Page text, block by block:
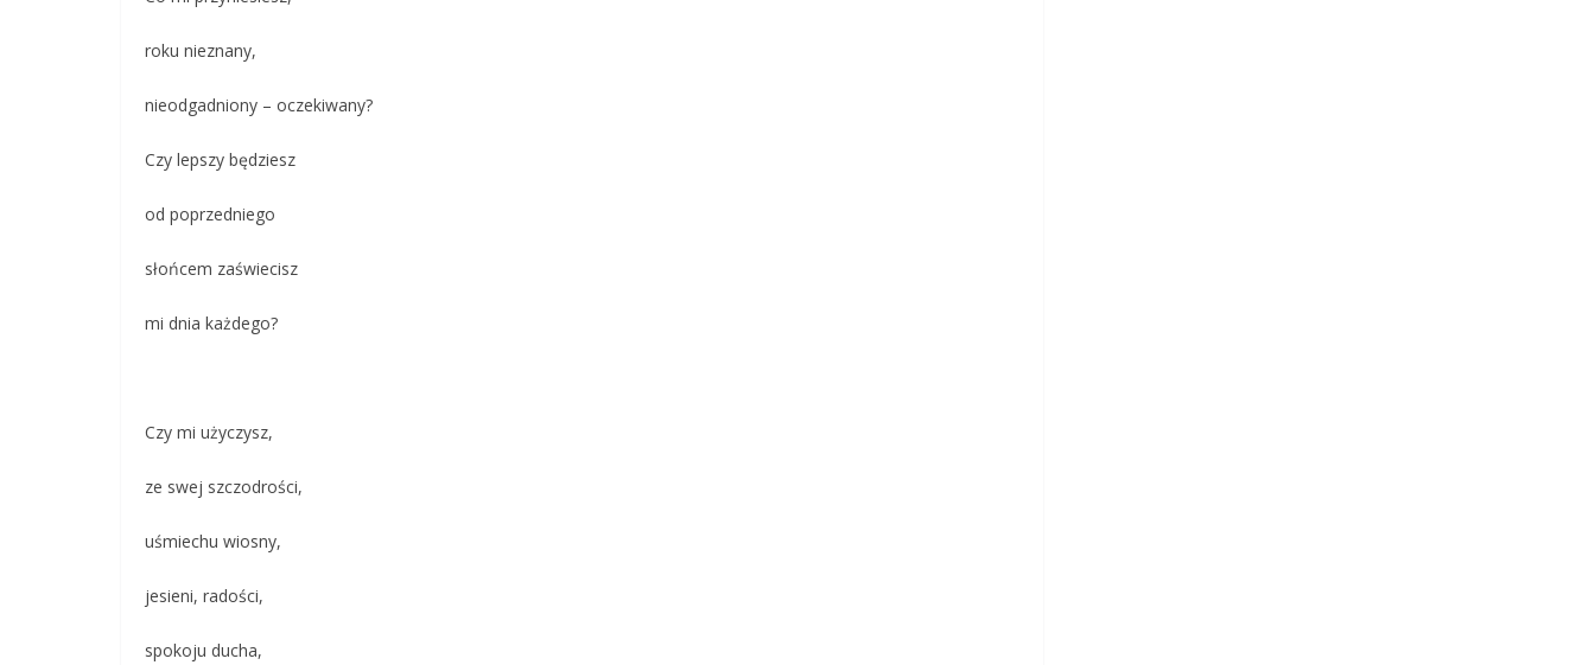
roku nieznany,
nieodgadniony – oczekiwany?
Czy lepszy będziesz
od poprzedniego
słońcem zaświecisz
mi dnia każdego?
Czy mi użyczysz,
ze swej szczodrości,
uśmiechu wiosny,
jesieni, radości,
spokoju ducha,